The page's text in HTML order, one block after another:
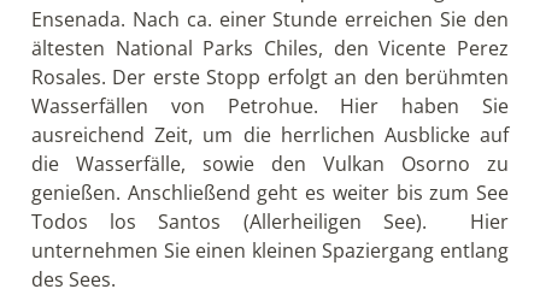
Tag 9: Das Volk der Huilliche Ureinwohner
Heute reisen Sie in die Region der Huilliche-
Ureinwohner; dem südlichen Brudervolk der
Mapuche-Indianer. In der Küstenregion von San
Juan de la Costa lernen Sie die lokalen Traditionen
kennen und genießen gleichzeitig die herrliche
Küstenlandschaft. Nach dem Mittag erfolgt eine
Wanderung zu einem Alerce-Wald (andine Lerche).